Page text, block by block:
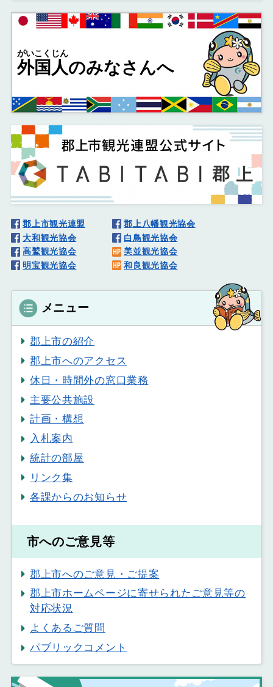
外国人
がいこくじん
のみなさんへ
郡上市観光連盟
郡上八幡観光協会
大和観光協会
白鳥観光協会
高鷲観光協会
美並観光協会
明宝観光協会
和良観光協会
メニュー
郡上市の紹介
郡上市へのアクセス
休日・時間外の窓口業務
主要公共施設
計画・構想
入札案内
統計の部屋
リンク集
各課からのお知らせ
市へのご意見等
郡上市へのご意見・ご提案
郡上市ホームページに寄せられたご意見等の
対応状況
よくあるご質問
パブリックコメント